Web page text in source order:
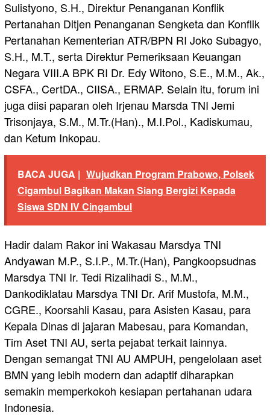
Sulistyono, S.H., Direktur Penanganan Konflik
Pertanahan Ditjen Penanganan Sengketa dan Konflik
Pertanahan Kementerian ATR/BPN RI Joko Subagyo,
S.H., M.T., serta Direktur Pemeriksaan Keuangan
Negara VIII.A BPK RI Dr. Edy Witono, S.E., M.M., Ak.,
CSFA., CertDA., CIISA., ERMAP. Selain itu, forum ini
juga diisi paparan oleh Irjenau Marsda TNI Jemi
Trisonjaya, S.M., M.Tr.(Han)., M.I.Pol., Kadiskumau,
dan Ketum Inkopau.
BACA JUGA | Wujudkan Program Prabowo, Polsek
Cigambul Bagikan Makan Siang Bergizi Kepada
Siswa SDN IV Cingambul
Hadir dalam Rakor ini Wakasau Marsdya TNI
Andyawan M.P., S.I.P., M.Tr.(Han), Pangkoopsudnas
Marsdya TNI Ir. Tedi Rizalihadi S., M.M.,
Dankodiklatau Marsdya TNI Dr. Arif Mustofa, M.M.,
CGRE., Koorsahli Kasau, para Asisten Kasau, para
Kepala Dinas di jajaran Mabesau, para Komandan,
Tim Aset TNI AU, serta pejabat terkait lainnya.
Dengan semangat TNI AU AMPUH, pengelolaan aset
BMN yang lebih modern dan adaptif diharapkan
semakin memperkokoh kesiapan pertahanan udara
Indonesia.